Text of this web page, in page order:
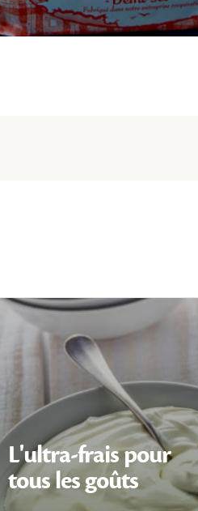
L'ultra-frais pour
tous les goûts